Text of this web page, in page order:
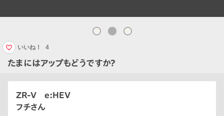
たまにはアップもどうですか？
いいね！ 4
ZR-V e:HEV
フチさん